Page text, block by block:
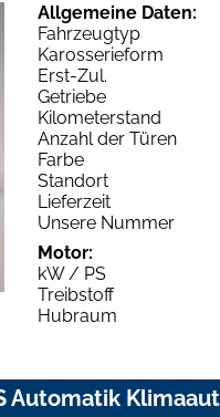
Allgemeine Daten:
Fahrzeugtyp
Karosserieform
Erst-Zul.
Getriebe
Kilometerstand
Anzahl der Türen
Farbe
Standort
Lieferzeit
Unsere Nummer
Motor:
kW / PS
Treibstoff
Hubraum
Automatik